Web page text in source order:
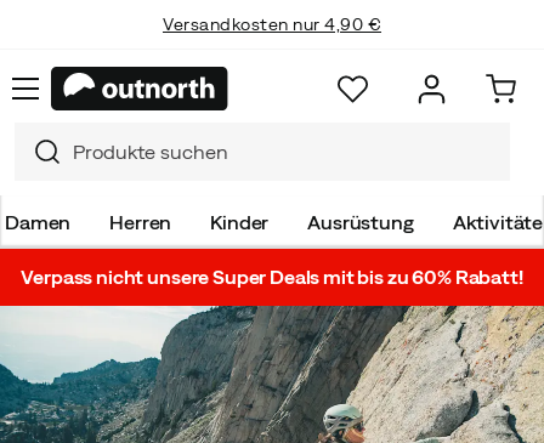
Einfache Retoure
Damen Herren Kinder Ausrüstung
Verpass nicht unsere Super Deals mit bis zu 60% Rabatt!